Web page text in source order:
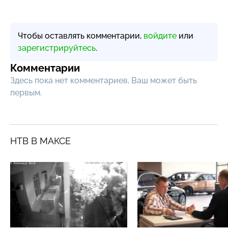
Чтобы оставлять комментарии, войдите или
зарегистрируйтесь.
Комментарии
Здесь пока нет комментариев, Ваш может быть
первым.
НТВ В МАКСЕ